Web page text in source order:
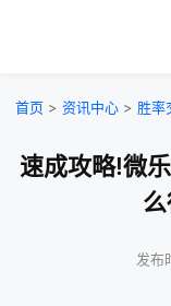
首页 > 资讯中心 > 胜率
速成攻略!微
发布